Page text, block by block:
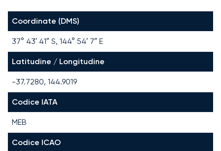
Coordinate (DMS)
37° 43′ 41″ S, 144° 54′ 7″ E
Latitudine / Longitudine
-37.7280, 144.9019
Codice IATA
MEB
Codice ICAO